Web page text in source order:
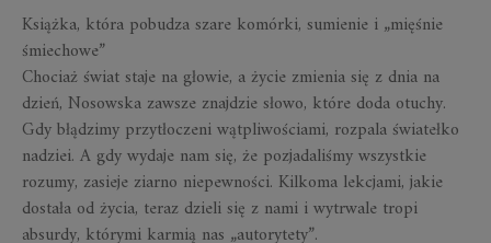
Książka, która pobudza szare komórki, sumienie i „mięśnie
śmiechowe”
Chociaż świat staje na głowie, a życie zmienia się z dnia na
dzień, Nosowska zawsze znajdzie słowo, które doda otuchy.
Gdy błądzimy przytłoczeni wątpliwościami, rozpala światełko
nadziei. A gdy wydaje nam się, że pozjadaliśmy wszystkie
rozumy, zasieje ziarno niepewności. Kilkoma lekcjami, jakie
dostała od życia, teraz dzieli się z nami i wytrwale tropi
absurdy, którymi karmią nas „autorytety”.